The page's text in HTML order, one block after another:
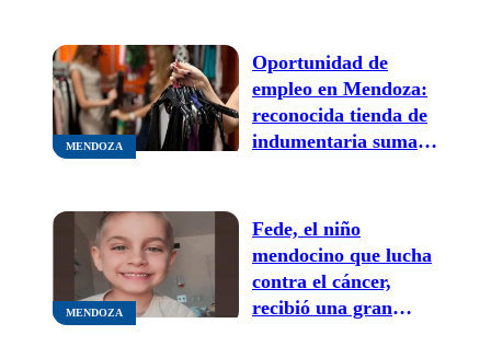
MENDOZA
Oportunidad de
empleo en Mendoza:
reconocida tienda de
indumentaria suma
MENDOZA
Fede, el niño
mendocino que lucha
contra el cáncer,
recibió una gran